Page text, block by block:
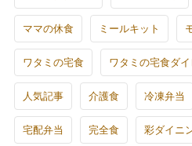
ママの休食 ミールキット
ワタミの宅食 ワタミの宅食ダイ
人気記事 介護食 冷凍弁当
宅配弁当 完全食 彩ダイニ